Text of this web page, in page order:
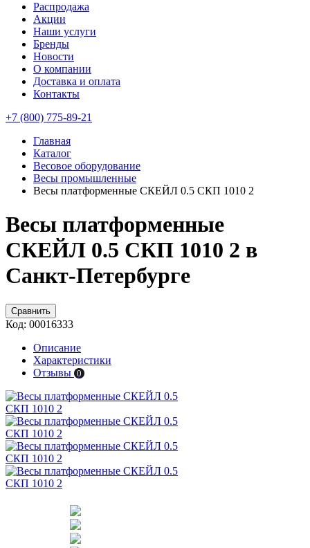
Распродажа
Акции
Наши услуги
Бренды
Новости
О компании
Доставка и оплата
Контакты
+7 (800) 775-89-21
Главная
Каталог
Весовое оборудование
Весы промышленные
Весы платформенные СКЕЙЛ 0.5 СКП 1010 2
Весы платформенные
СКЕЙЛ 0.5 СКП 1010 2 в
Санкт-Петербурге
Сравнить
Код: 00016333
Описание
Характеристики
Отзывы 0